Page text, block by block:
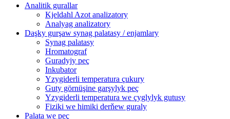
Analitik gurallar
Kjeldahl Azot analizatory
Analyag analizatory
Daşky gurşaw synag palatasy / enjamlary
Synag palatasy
Hromatograf
Guradyjy peç
Inkubator
Yzygiderli temperatura çukury
Guty görnüşine garşylyk peç
Yzygiderli temperatura we çyglylyk gutusy
Fiziki we himiki derňew guraly
Palata we peç